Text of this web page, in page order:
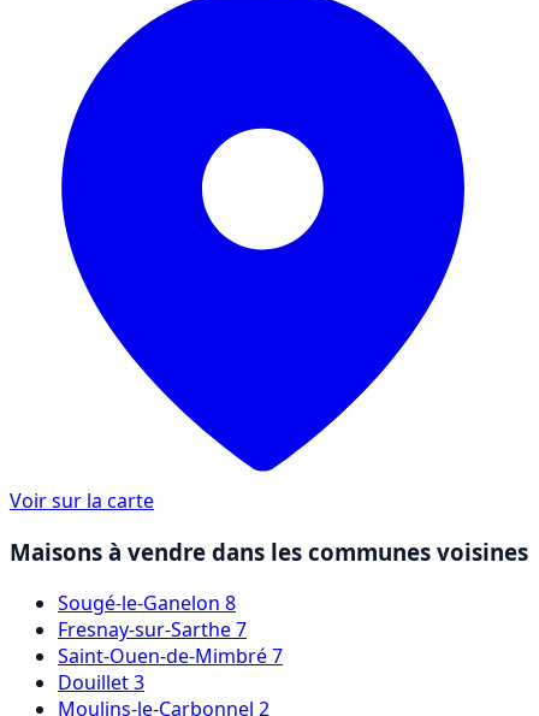
Voir sur la carte
Maisons à vendre dans les communes voisines
Sougé-le-Ganelon 8
Fresnay-sur-Sarthe7
Saint-Ouen-de-Mimbré7
Douillet3
Moulins-le-Carbonnel 2